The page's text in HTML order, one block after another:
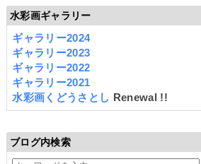
水彩画ギャラリー
ギャラリー2024
ギャラリー2023
ギャラリー2022
ギャラリー2021
水彩画くどうさとし Renewal !!
ブログ内検索